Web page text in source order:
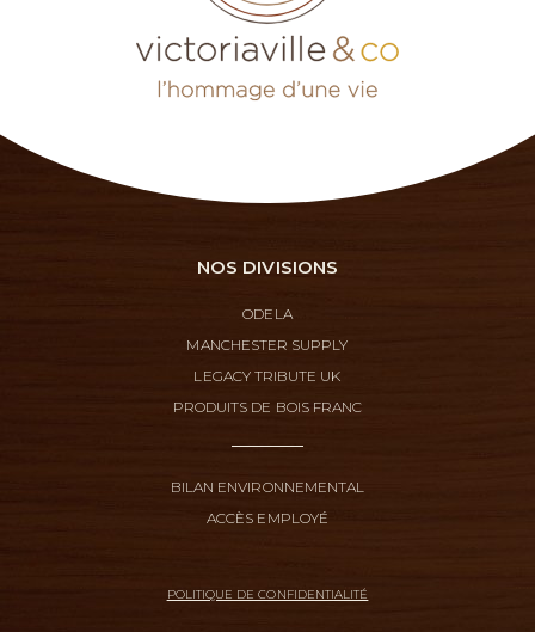
NOS DIVISIONS
ODELA
MANCHESTER SUPPLY
LEGACY TRIBUTE UK
PRODUITS DE BOIS FRANC
BILAN ENVIRONNEMENTAL
ACCÈS EMPLOYÉ
POLITIQUE DE CONFIDENTIALITÉ